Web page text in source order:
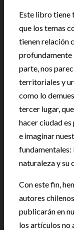
Este libro tiene
que los temas
tienen relación
profundamente
parte, nos
territoriales y
como lo
tercer lugar,
hacer ciudad
e imaginar
fundamentales:
naturaleza y su
Con este fin,
autores
publicarán en
los artículos no